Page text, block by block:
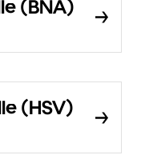
(BNA)
(HSV)